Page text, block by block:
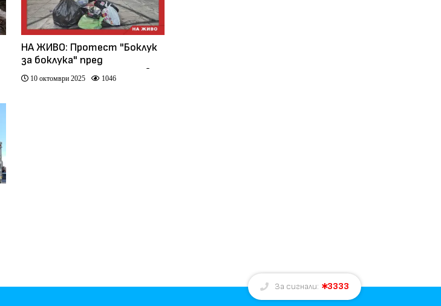
НА ЖИВО: Протест "Боклук
за боклука" пред
централата на "ДПС - Ново
начало", стотици полицаи
10 октомври 2025 1046
За сигнали: 3333